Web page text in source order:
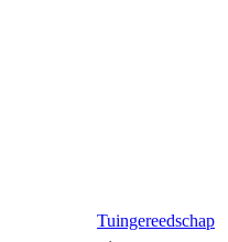
Tuingereedschap